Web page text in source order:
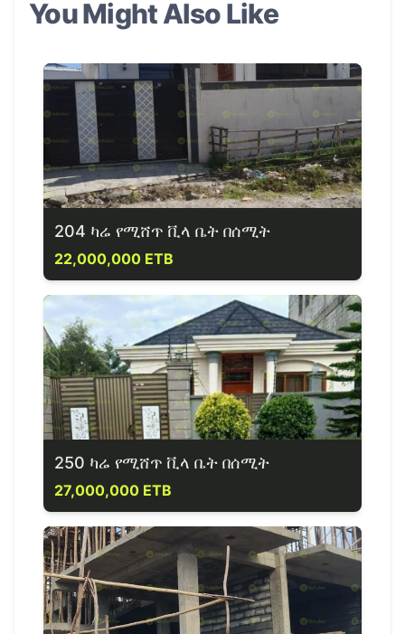
You Might Also Like
204 ካሬ የሚሸጥ ቪላ ቤት በሰሚት
22,000,000 ETB
250 ካሬ የሚሸጥ ቪላ ቤት በሰሚት
27,000,000 ETB